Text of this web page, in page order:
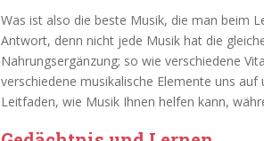
Was ist also die beste Musik, die man beim
Antwort, denn nicht jede Musik hat die
Nahrungsergänzung; so wie verschiedene
verschiedene musikalische Elemente uns
Leitfaden, wie Musik Ihnen helfen kann,